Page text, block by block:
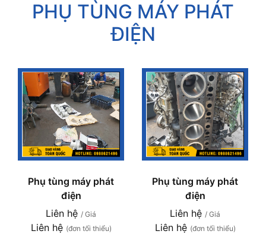
PHỤ TÙNG MÁY PHÁT
ĐIỆN
Phụ tùng máy phát
điện
Liên hệ / Giá
Liên hệ (đơn tối thiểu)
Phụ tùng máy phát
điện
Liên hệ / Giá
Liên hệ (đơn tối thiểu)